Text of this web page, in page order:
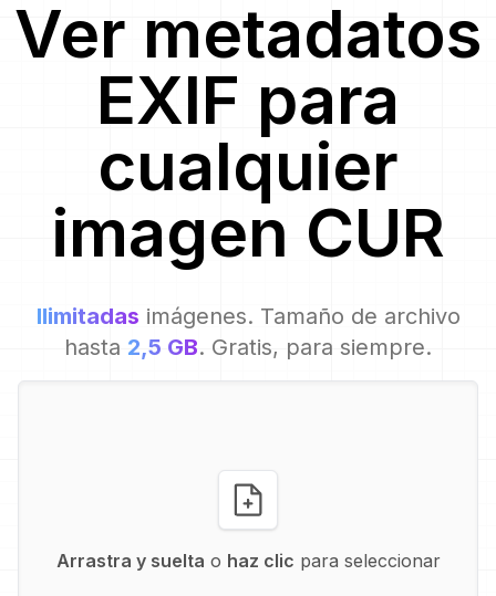
Ver metadatos
EXIF para
cualquier
imagen CUR
Ilimitadas imágenes. Tamaño de archivo
hasta 2,5 GB. Gratis, para siempre.
Arrastra y suelta o haz clic para seleccionar